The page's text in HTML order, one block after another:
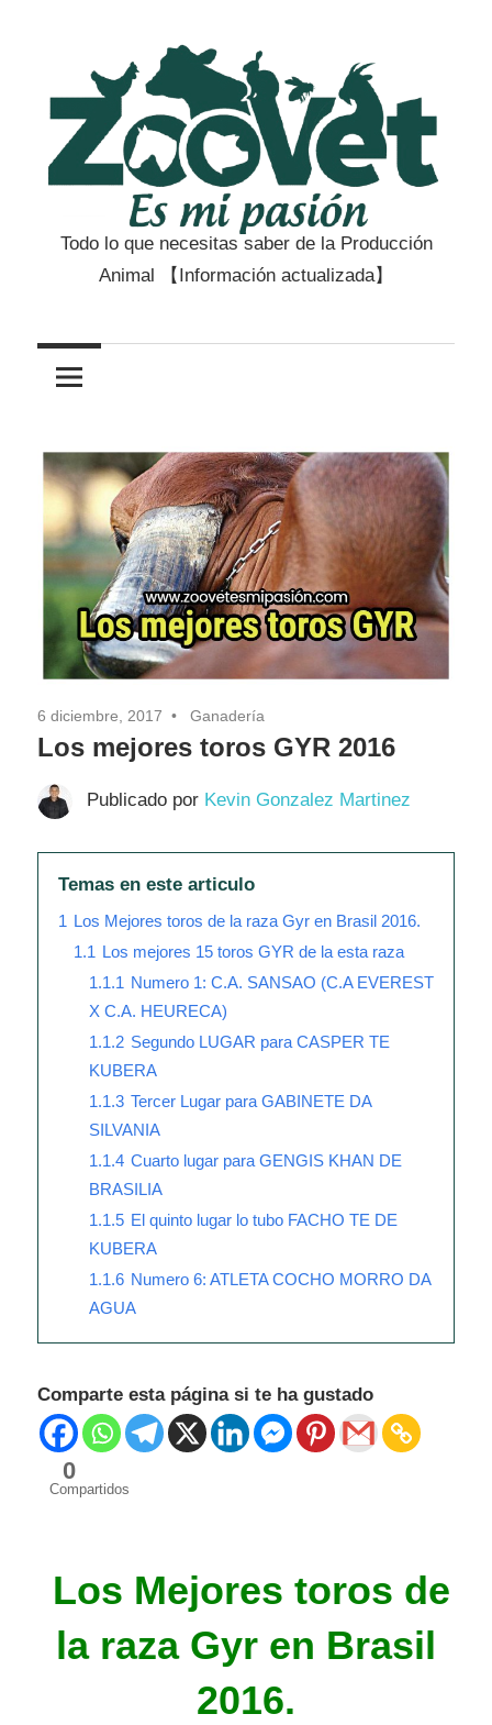
contenido
Zootecnia
Veterinaria
mi
Pasión
Todo lo que necesitas saber de la Producción
Animal 【Información actualizada】
6 diciembre, 2017 Ganadería
Los mejores toros GYR 2016
Publicado por Kevin Gonzalez Martinez
Temas en este articulo
1 Los Mejores toros de la raza Gyr en Brasil 2016.
1.1 Los mejores 15 toros GYR de la esta raza
1.1.1 Numero 1: C.A. SANSAO (C.A EVEREST
X C.A. HEURECA)
1.1.2 Segundo LUGAR para CASPER TE
KUBERA
1.1.3 Tercer Lugar para GABINETE DA
SILVANIA
1.1.4 Cuarto lugar para GENGIS KHAN DE
BRASILIA
1.1.5 El quinto lugar lo tubo FACHO TE DE
KUBERA
1.1.6 Numero 6: ATLETA COCHO MORRO DA
AGUA
Comparte esta página si te ha gustado
0
Compartidos
Los Mejores toros de
la raza Gyr en Brasil
2016.